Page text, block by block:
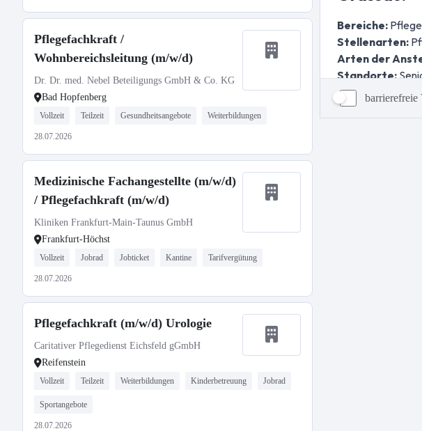
Pflegefachkraft /
Wohnbereichsleitung (m/w/d)
Dr. Dr. med. Nebel Beteiligungs GmbH & Co. KG
Bad Hopfenberg
Vollzeit Teilzeit Gesundheitsangebote Weiterbildungen
28.07.2026
Medizinische Fachangestellte (m/w/d)
/ Pflegefachkraft (m/w/d)
Kliniken Frankfurt-Main-Taunus GmbH
Frankfurt-Höchst
Vollzeit Jobrad Jobticket Kantine Tarifvergütung
28.07.2026
Pflegefachkraft (m/w/d) Urologie
Caritativer Pflegedienst Eichsfeld gGmbH
Reifenstein
Vollzeit Teilzeit Weiterbildungen Kinderbetreuung Jobrad
Sportangebote
28.07.2026
barrierefreie